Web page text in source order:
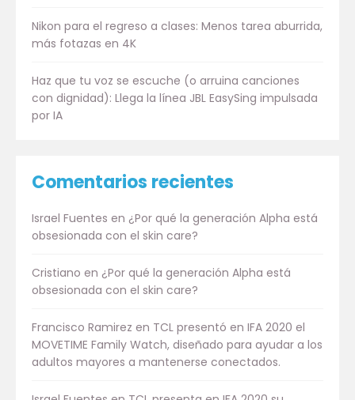
Nikon para el regreso a clases: Menos tarea aburrida,
más fotazas en 4K
Haz que tu voz se escuche (o arruina canciones
con dignidad): Llega la línea JBL EasySing impulsada
por IA
Comentarios recientes
Israel Fuentes en ¿Por qué la generación Alpha está
obsesionada con el skin care?
Cristiano en ¿Por qué la generación Alpha está
obsesionada con el skin care?
Francisco Ramirez en TCL presentó en IFA 2020 el
MOVETIME Family Watch, diseñado para ayudar a los
adultos mayores a mantenerse conectados.